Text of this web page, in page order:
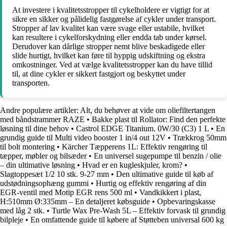
At investere i kvalitetsstropper til cykelholdere er vigtigt for at
sikre en sikker og pålidelig fastgørelse af cykler under transport.
Stropper af lav kvalitet kan være svage eller ustabile, hvilket
kan resultere i cykelforskydning eller endda tab under kørsel.
Derudover kan dårlige stropper nemt blive beskadigede eller
slide hurtigt, hvilket kan føre til hyppig udskiftning og ekstra
omkostninger. Ved at vælge kvalitetsstropper kan du have tillid
til, at dine cykler er sikkert fastgjort og beskyttet under
transporten.
Andre populære artikler: Alt, du behøver at vide om oliefiltertangen
med båndstrammer RAZE • Bakke plast til Rollator: Find den perfekte
løsning til dine behov • Castrol EDGE Titanium. 0W/30 (C3) 1 L • En
grundig guide til Multi video booster 1 in/4 out 12V • Trækkrog 50mm
til bolt montering • Kärcher Tæpperens 1L: Effektiv rengøring til
tæpper, møbler og bilsæder• En universel sugepumpe til benzin / olie
– din ultimative løsning • Hvad er en kugleskjuler, krom? •
Slagtoppesæt 1/2 10 stk. 9-27 mm • Den ultimative guide til køb af
udstødningsophæng gummi • Hurtig og effektiv rengøring af din
EGR-ventil med Motip EGR rens 500 ml • Vandkikkert i plast,
H:510mm Ø:335mm – En detaljeret købsguide • Opbevaringskasse
med låg 2 stk. • Turtle Wax Pre-Wash 5L – Effektiv forvask til grundig
bilpleje • En omfattende guide til købere af Støtteben universal 600 kg